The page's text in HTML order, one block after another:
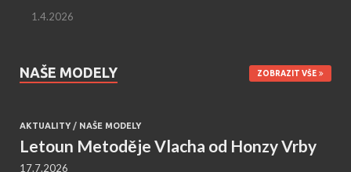
1.4.2026
NAŠE MODELY ZOBRAZIT VŠE
AKTUALITY/ NAŠE MODELY
Letoun Metoděje Vlacha od Honzy Vrby
17.7.2026